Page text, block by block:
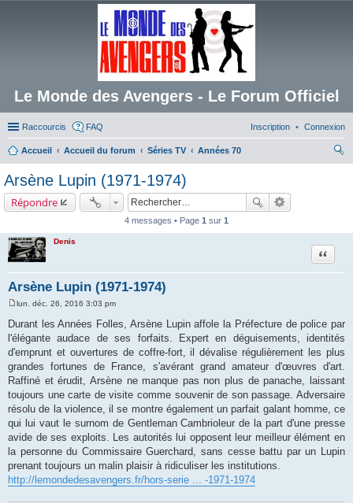
Le Monde des Avengers - Le Forum Officiel
Raccourcis FAQ Connexion
Inscription
Accueil Accueil du forum Séries TV
Années 70
Arsène Lupin (1971-1974)
Répondre
4 messages • Page 1 sur 1
Denis
Arsène Lupin (1971-1974)
Citation
s
s
g
e
lun. déc. 26, 2016 3:03 pm
Durant les Années Folles, Arsène Lupin affole la Préfecture de police par
l'élégante audace de ses forfaits. Expert en déguisements, identités
d'emprunt et ouvertures de coffre-fort, il dévalise régulièrement les plus
grandes fortunes de France, s'avérant grand amateur d'œuvres d'art.
Raffiné et érudit, Arsène ne manque pas non plus de panache, laissant
toujours une carte de visite comme souvenir de son passage. Adversaire
résolu de la violence, il se montre également un parfait galant homme, ce
qui lui vaut le surnom de Gentleman Cambrioleur de la part d'une presse
avide de ses exploits. Les autorités lui opposent leur meilleur élément en
la personne du Commissaire Guerchard, sans cesse battu par un Lupin
prenant toujours un malin plaisir à ridiculiser les institutions.
http://lemondedesavengers.fr/hors-serie ... -1971-1974